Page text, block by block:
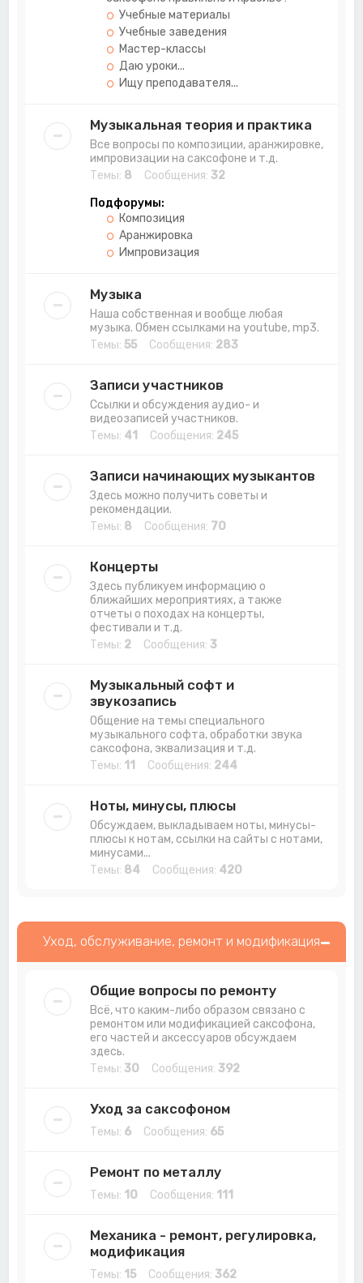
Учебные материалы
Учебные заведения
Мастер-классы
Даю уроки...
Ищу преподавателя...
Музыкальная теория и практика
Все вопросы по композиции, аранжировке,
импровизации на саксофоне и т.д.
Темы: 8 Сообщения: 32
Подфорумы:
Композиция
Аранжировка
Импровизация
Музыка
Наша собственная и вообще любая
музыка. Обмен ссылками на youtube, mp3.
Темы: 55 Сообщения: 283
Записи участников
Ссылки и обсуждения аудио- и
видеозаписей участников.
Темы: 41 Сообщения: 245
Записи начинающих музыкантов
Здесь можно получить советы и
рекомендации.
Темы: 8 Сообщения: 70
Концерты
Здесь публикуем информацию о
ближайших мероприятиях, а также
отчеты о походах на концерты,
фестивали и т.д.
Темы: 2 Сообщения: 3
Музыкальный софт и
звукозапись
Общение на темы специального
музыкального софта, обработки звука
саксофона, эквализация и т.д.
Темы: 11 Сообщения: 244
Ноты, минусы, плюсы
Обсуждаем, выкладываем ноты, минусы-
плюсы к нотам, ссылки на сайты с нотами,
минусами...
Темы: 84 Сообщения: 420
Уход, обслуживание, ремонт и модификация
Общие вопросы по ремонту
Всё, что каким-либо образом связано с
ремонтом или модификацией саксофона,
его частей и аксессуаров обсуждаем
здесь.
Темы: 30 Сообщения: 392
Уход за саксофоном
Темы: 6 Сообщения: 65
Ремонт по металлу
Темы: 10 Сообщения: 111
Механика - ремонт, регулировка,
модификация
Темы: 15 Сообщения: 362